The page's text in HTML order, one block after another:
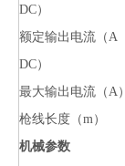
DC）
额定输出电流（A
DC）
最大输出电流（A）
枪线长度（m）
机械参数